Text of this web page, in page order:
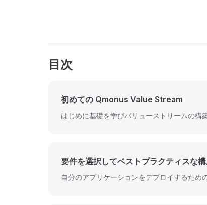
目次
初めての Qmonus Value Stream
はじめに基礎を学びバリューストリームの構
要件を選択してベストプラクティスな
自分のアプリケーションをデプロイするため